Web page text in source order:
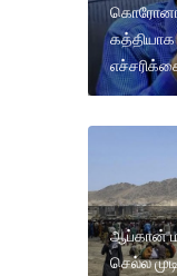
கொரோனா
ஆப்கான்
செல்ல